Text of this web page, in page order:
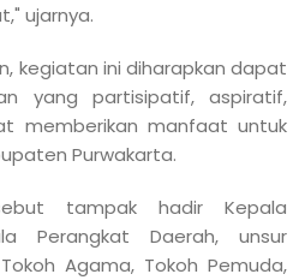
ujarnya.
kegiatan ini diharapkan dapat
yang partisipatif, aspiratif,
memberikan manfaat untuk
Purwakarta.
tampak hadir Kepala
Perangkat Daerah, unsur
Agama, Tokoh Pemuda,